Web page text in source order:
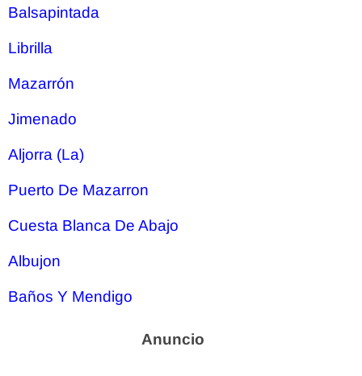
Balsapintada
Librilla
Mazarrón
Jimenado
Aljorra (La)
Puerto De Mazarron
Cuesta Blanca De Abajo
Albujon
Baños Y Mendigo